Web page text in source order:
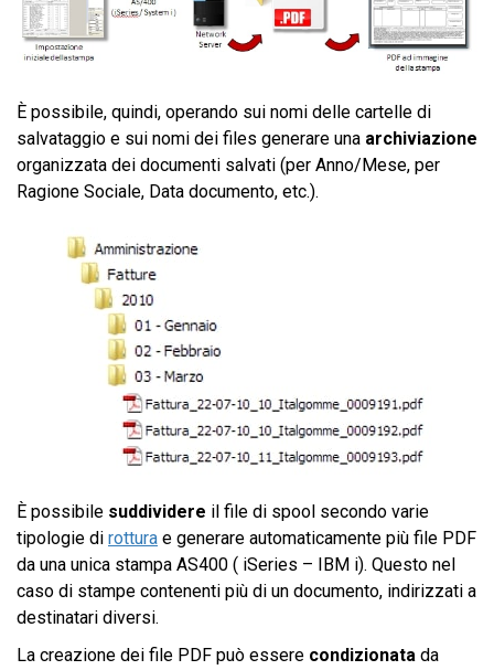
È possibile, quindi, operando sui nomi delle cartelle di
salvataggio e sui nomi dei files generare una archiviazione
organizzata dei documenti salvati (per Anno/Mese, per
Ragione Sociale, Data documento, etc.).
È possibile suddividere il file di spool secondo varie
tipologie di rottura e generare automaticamente più file PDF
da una unica stampa AS400 ( iSeries – IBM i). Questo nel
caso di stampe contenenti più di un documento, indirizzati a
destinatari diversi.
La creazione dei file PDF può essere condizionata da